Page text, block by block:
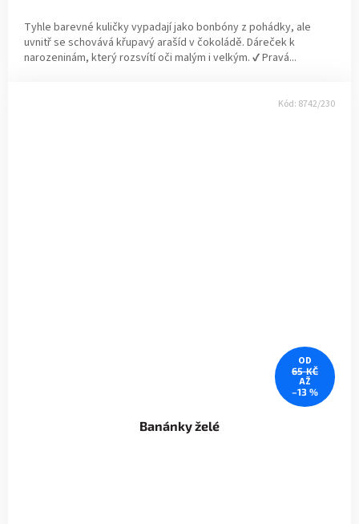
Tyhle barevné kuličky vypadají jako bonbóny z pohádky, ale
uvnitř se schovává křupavý arašíd v čokoládě. Dáreček k
narozeninám, který rozsvítí oči malým i velkým. ✔ Pravá...
OD
65 KČ
AŽ
–13 %
Banánky želé
Kód: 8742/230